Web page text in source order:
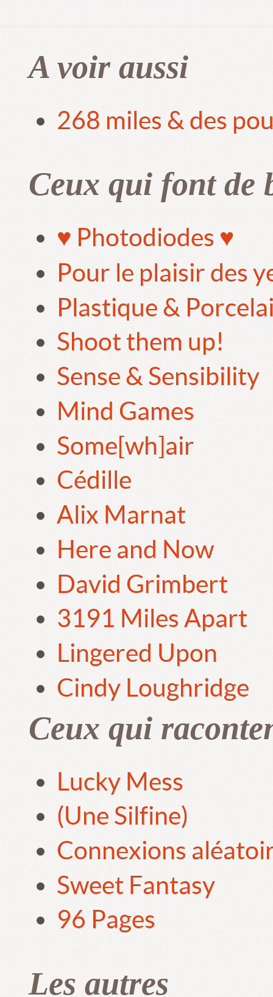
A voir aussi
268 miles & des
Ceux qui font de
♥ Photodiodes ♥
Pour le plaisir des
Plastique &
Shoot them up!
Sense & Sensibility
Mind Games
Some[wh]air
Cédille
Alix Marnat
Here and Now
David Grimbert
3191 Miles Apart
Lingered Upon
Cindy Loughridge
Ceux qui
Lucky Mess
(Une Silfine)
Connexions
Sweet Fantasy
96 Pages
Les autres